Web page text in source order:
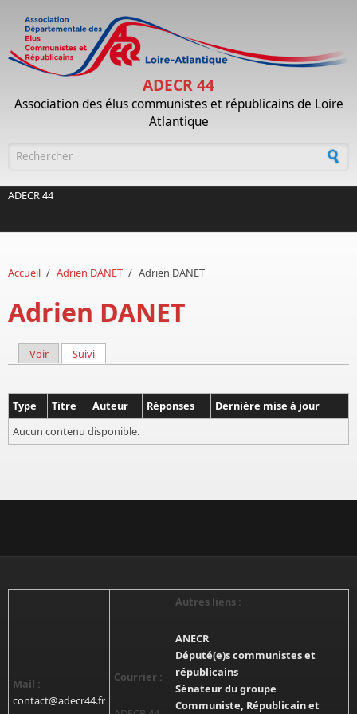
ADECR 44
Association des élus communistes et républicains de Loire
Atlantique
ADECR 44
Accueil / Adrien DANET / Adrien DANET
Adrien DANET
Onglets principaux
Voir Suivi
Type Titre Auteur Réponses
Dernière mise à jour
Aucun contenu disponible.
Mail :
contact@adecr44.fr
Courrier :
Autres liens :
ANECR
Député(e)s communistes et
républicains
Sénateur du groupe
Communiste, Républicain et